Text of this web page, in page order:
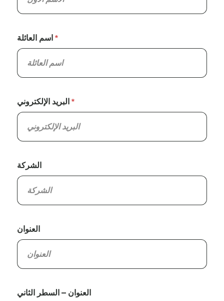
اسم العائلة
البريد الإلكتروني
الشركة
العنوان
العنوان – السطر الثاني